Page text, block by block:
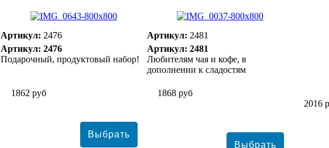
1862 руб
Артикул: 2476
Артикул: 2476
Подарочный, продуктовый набор!
1868 руб
Артикул: 2481
Артикул: 2481
Любителям чая и кофе, в
дополнении к сладостям
2016